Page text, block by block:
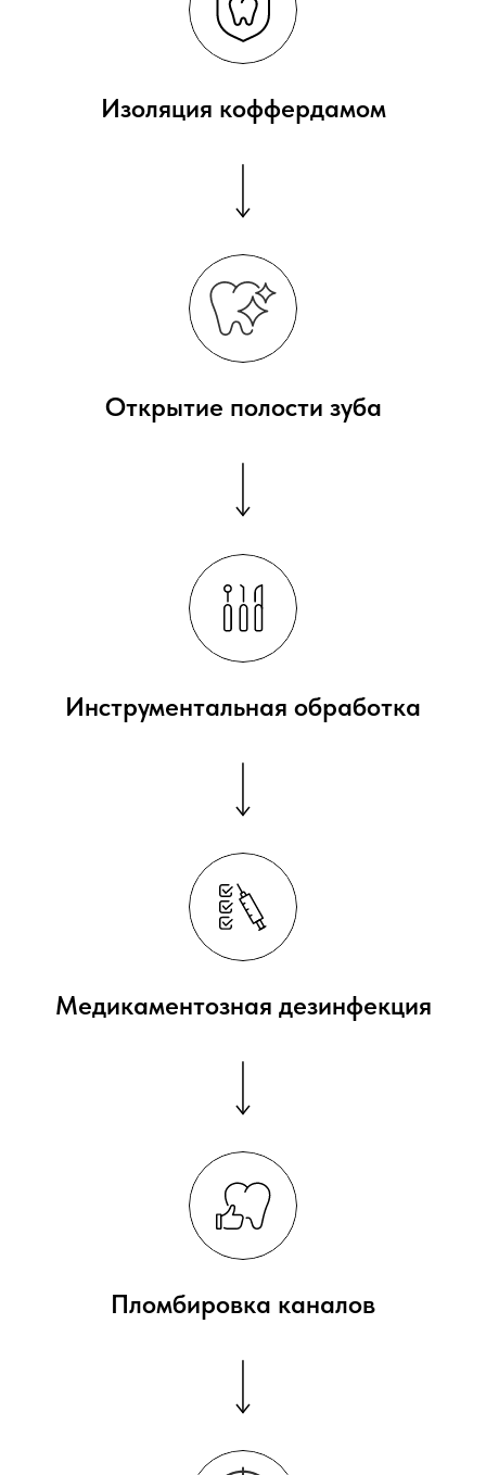
Изоляция коффердамом
Открытие полости зуба
Инструментальная обработка
Медикаментозная дезинфекция
Пломбировка каналов